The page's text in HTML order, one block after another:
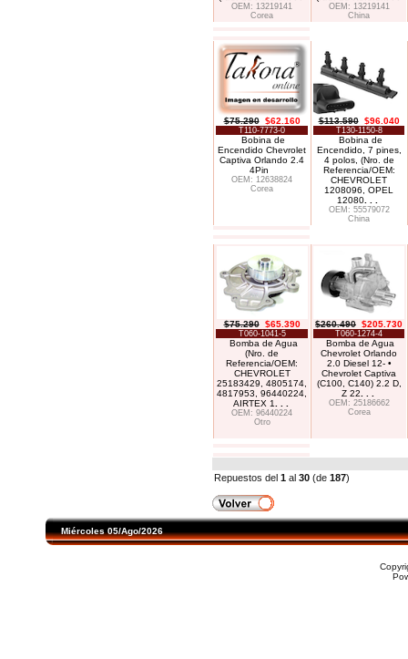
OEM: 13219141
Corea
OEM: 13219141
China
$75.290 $62.160
T110-7773-0
Bobina de
Encendido Chevrolet
Captiva Orlando 2.4
4Pin
OEM: 12638824
Corea
$113.590 $96.040
T130-1150-8
Bobina de
Encendido, 7 pines,
4 polos, (Nro. de
Referencia/OEM:
CHEVROLET
1208096, OPEL
12080
OEM: 55579072
China
$75.290 $65.390
T060-1041-5
Bomba de Agua
(Nro. de
Referencia/OEM:
CHEVROLET
25183429, 4805174,
4817953, 96440224,
AIRTEX 1
OEM: 96440224
Otro
$260.490 $205.730
T060-1274-4
Bomba de Agua
Chevrolet Orlando
2.0 Diesel 12- •
Chevrolet Captiva
(C100, C140) 2.2 D,
Z 22
OEM: 25186662
Corea
Repuestos del 1 al 30 (de 187)
Miércoles 05/Ago/2026